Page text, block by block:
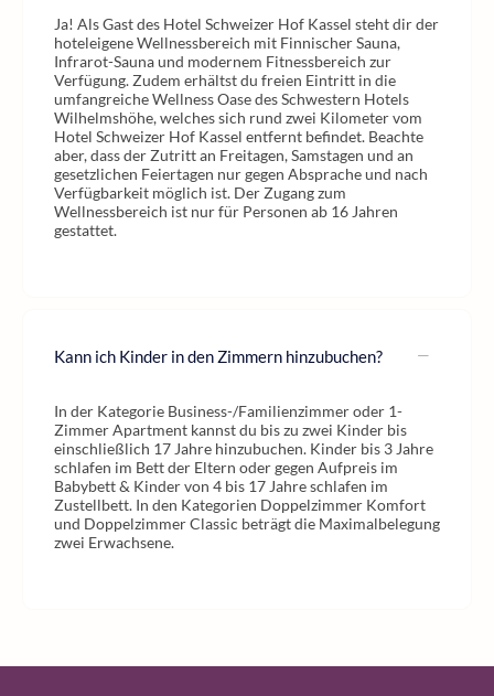
Ja! Als Gast des Hotel Schweizer Hof Kassel steht dir der
hoteleigene Wellnessbereich mit Finnischer Sauna,
Infrarot-Sauna und modernem Fitnessbereich zur
Verfügung. Zudem erhältst du freien Eintritt in die
umfangreiche Wellness Oase des Schwestern Hotels
Wilhelmshöhe, welches sich rund zwei Kilometer vom
Hotel Schweizer Hof Kassel entfernt befindet. Beachte
aber, dass der Zutritt an Freitagen, Samstagen und an
gesetzlichen Feiertagen nur gegen Absprache und nach
Verfügbarkeit möglich ist. Der Zugang zum
Wellnessbereich ist nur für Personen ab 16 Jahren
gestattet.
Kann ich Kinder in den Zimmern hinzubuchen?
In der Kategorie Business-/Familienzimmer oder 1-
Zimmer Apartment kannst du bis zu zwei Kinder bis
einschließlich 17 Jahre hinzubuchen. Kinder bis 3 Jahre
schlafen im Bett der Eltern oder gegen Aufpreis im
Babybett & Kinder von 4 bis 17 Jahre schlafen im
Zustellbett. In den Kategorien Doppelzimmer Komfort
und Doppelzimmer Classic beträgt die Maximalbelegung
zwei Erwachsene.